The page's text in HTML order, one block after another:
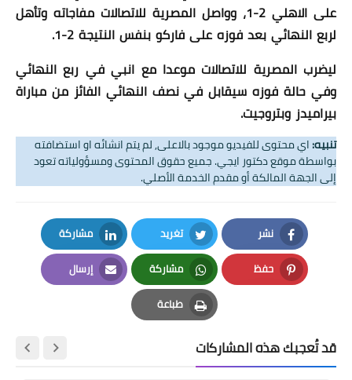
على الاهلي 2-1، وواصل المصرية للاتصالات مفاجاته وتأهل
لربع النهائي بعد فوزه على فاركو بنفس النتيجة 2-1.
ليضرب المصرية للاتصالات موعدا مع انبي في ربع النهائي
وفي حالة فوزه سيقابل في نصف النهائي الفائز من مباراة
بيراميدز وبتروجيت.
تنبيه:اي محتوى للفيديو موجود بالاعلى, لم يتم انشائه او استضافته
بواسطة موقع دكتور ايجي. جميع حقوق المحتوى ومسؤولياته تعود
إلى الجهة المالكة أو مقدم الخدمة الأصلي.
نشر
Facebook
تغريد
Twitter
مشاركة
LinkedIn
حفظ
Pinterest
مشاركة
Whatsapp
إرسال
Email
طباعة
Print
قد تُعجبك هذه المشاركات